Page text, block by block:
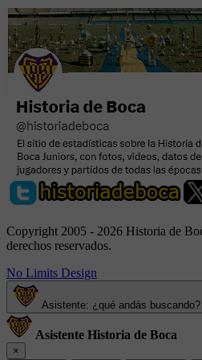
Copyright 2005 - 2026 Historia de
derechos reservados.
No Limits Design
Asistente: ¿qué andás buscando?
Asistente Historia de Boca
×